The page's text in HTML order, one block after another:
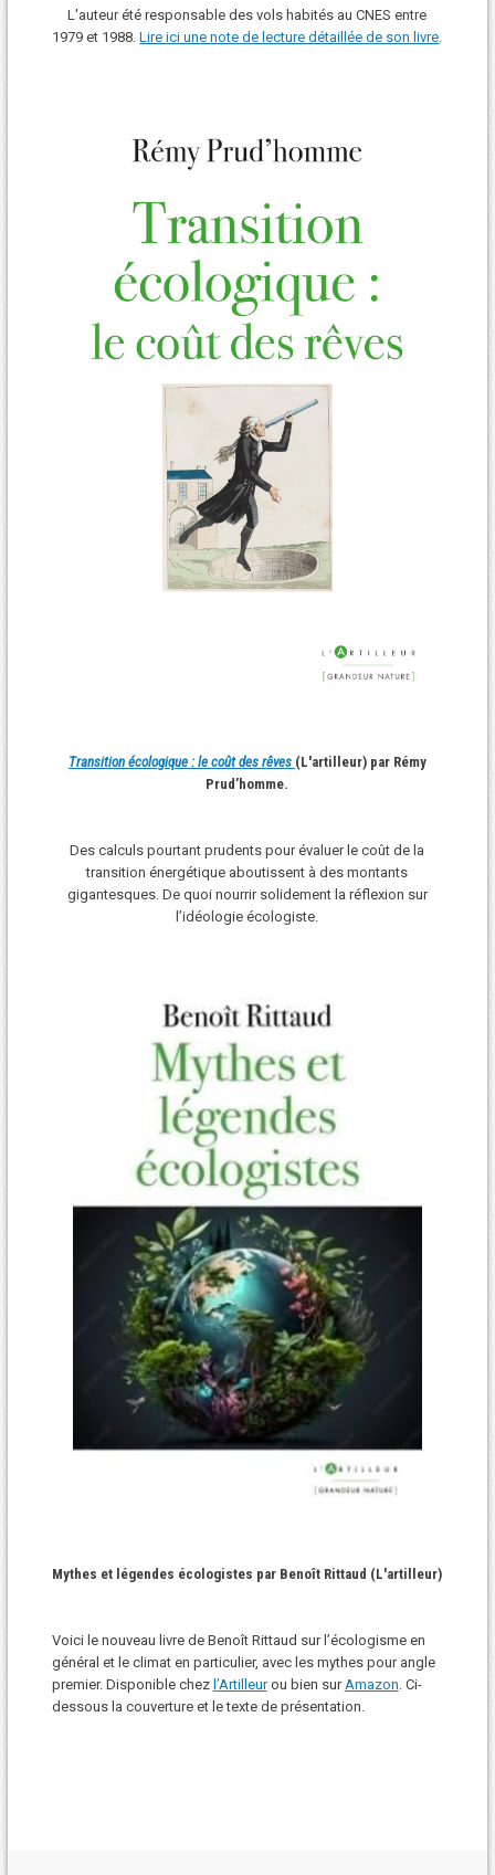
L'auteur été responsable des vols habités au CNES entre
1979 et 1988.Lire ici une note de lecture détaillée de son livre
Transition écologique : le coût des rêves (L'artilleur) par Rémy
Prud’homme.
Des calculs pourtant prudents pour évaluer le coût de la
transition énergétique aboutissent à des montants
gigantesques. De quoi nourrir solidement la réflexion sur
l’idéologie écologiste.
Mythes et légendes écologistes par Benoît Rittaud (L'artilleur)
Voici le nouveau livre de Benoît Rittaud sur l’écologisme en
général et le climat en particulier, avec les mythes pour angle
premier. Disponible chez l’Artilleurou bien sur Amazon . Ci-
dessous la couverture et le texte de présentation.